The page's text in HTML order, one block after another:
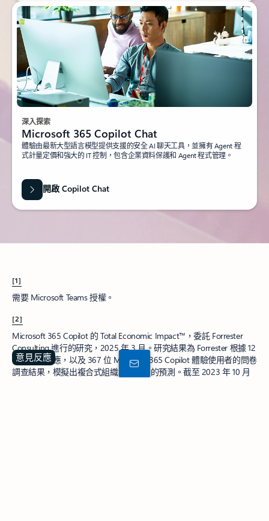
深入探索
Microsoft 365 Copilot Chat
體驗由最新大型語言模型提供支援的安全 AI 聊天工具，並擁有 Agent 程
式計量定價和強大的 IT 控制，包含企業資料保護和 Agent 程式管理。
開啟 Copilot Chat
[1]
需要 Microsoft Teams 授權。
[2]
Microsoft 365 Copilot 的 Total Economic Impact™，委託 Forrester
Consulting 進行的研究，2025 年 3 月。研究結果為 Forrester 根據 12
個組織的回應，以及 367 位 Microsoft 365 Copilot 體驗使用者的問卷
調查結果，模擬出複合式組織三年期間的預測。截至 2023 年 10 月
意見反應